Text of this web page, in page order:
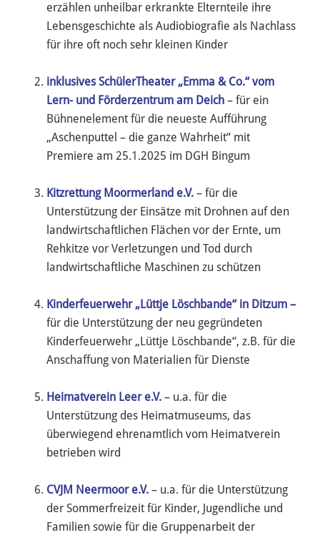
erzählen unheilbar erkrankte Elternteile ihre
Lebensgeschichte als Audiobiografie als Nachlass
für ihre oft noch sehr kleinen Kinder
inklusives SchülerTheater „Emma & Co.“ vom
Lern- und Förderzentrum am Deich – für ein
Bühnenelement für die neueste Aufführung
„Aschenputtel – die ganze Wahrheit“ mit
Premiere am 25.1.2025 im DGH Bingum
Kitzrettung Moormerland e.V.– für die
Unterstützung der Einsätze mit Drohnen auf den
landwirtschaftlichen Flächen vor der Ernte, um
Rehkitze vor Verletzungen und Tod durch
landwirtschaftliche Maschinen zu schützen
Kinderfeuerwehr „Lüttje Löschbande“ in Ditzum–
für die Unterstützung der neu gegründeten
Kinderfeuerwehr „Lüttje Löschbande“, z.B. für die
Anschaffung von Materialien für Dienste
Heimatverein Leer e.V.– u.a. für die
Unterstützung des Heimatmuseums, das
überwiegend ehrenamtlich vom Heimatverein
betrieben wird
CVJM Neermoor e.V.– u.a. für die Unterstützung
der Sommerfreizeit für Kinder, Jugendliche und
Familien sowie für die Gruppenarbeit der